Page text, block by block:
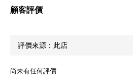
顧客評價
尚未有任何評價